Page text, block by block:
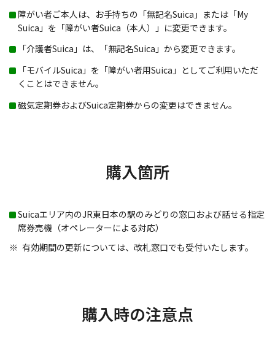
障がい者ご本人は、お手持ちの「無記名Suica」または「My
Suica」を「障がい者Suica（本人）」に変更できます。
「介護者Suica」は、「無記名Suica」から変更できます。
「モバイルSuica」を「障がい者用Suica」としてご利用いただ
くことはできません。
磁気定期券およびSuica定期券からの変更はできません。
購入箇所
Suicaエリア内のJR東日本の駅のみどりの窓口および話せる指定
席券売機（オペレーターによる対応）
有効期間の更新については、改札窓口でも受付いたします。
購入時の注意点